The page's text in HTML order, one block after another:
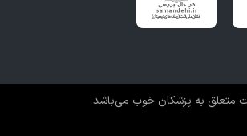
متعلق به پزشکان خوب می‌باشد